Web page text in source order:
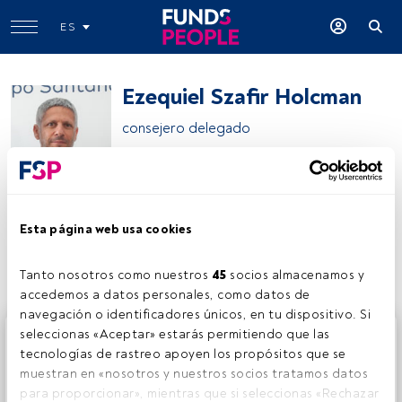
Esta página web usa cookies
Tanto nosotros como nuestros 45 socios almacenamos y
accedemos a datos personales, como datos de
navegación o identificadores únicos, en tu dispositivo. Si
seleccionas «Aceptar» estarás permitiendo que las
tecnologías de rastreo apoyen los propósitos que se
muestran en «nosotros y nuestros socios tratamos datos
para proporcionar», mientras que si seleccionas «Rechazar
ES
Ezequiel Szafir Holcman
consejero delegado
Compartir:
Este es un artículo exclusivo para los usuarios registrados
de FundsPeople. Si ya estás registrado, accede desde el
botón Login. Si aún no tienes cuenta, te invitamos a
registrarte y disfrutar de todo el universo que ofrece